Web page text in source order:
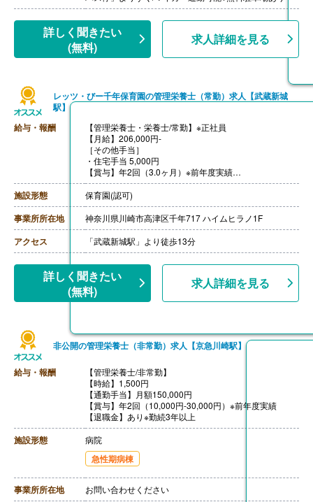
詳しく聞きたい
(無料)
求人詳細を見る
レッツ・びー千年保育園の管理栄養士（常勤）求人【武蔵新城
駅】
給与・報酬
【管理栄養士・栄養士/常勤】※正社員
【月給】206,000円-
［その他手当］
・住宅手当 5,000円
【賞与】年2回（3.0ヶ月）※前年度実績
【昇給】あり
【通勤手当】あり（上限20,000円まで）
【退職金】あり※勤続3年6ヶ月以上
施設形態 保育園(認可)
事業所所在地 神奈川県川崎市高津区千年717 ハイムヒラノ1F
アクセス 「武蔵新城駅」より徒歩13分
詳しく聞きたい
(無料)
求人詳細を見る
非公開の管理栄養士（非常勤）求人【京急川崎駅】
給与・報酬
【管理栄養士/非常勤】
【時給】1,500円
【通勤手当】月額150,000円
【賞与】年2回（10,000円-30,000円）※前年度実績
【退職金】あり※勤続3年以上
施設形態 病院
急性期病棟
事業所所在地 お問い合わせください